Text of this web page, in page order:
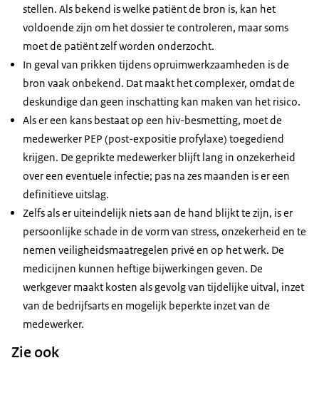
stellen. Als bekend is welke patiënt de bron is, kan het
voldoende zijn om het dossier te controleren, maar soms
moet de patiënt zelf worden onderzocht.
In geval van prikken tijdens opruimwerkzaamheden is de
bron vaak onbekend. Dat maakt het complexer, omdat de
deskundige dan geen inschatting kan maken van het risico.
Als er een kans bestaat op een hiv-besmetting, moet de
medewerker PEP (post-expositie profylaxe) toegediend
krijgen. De geprikte medewerker blijft lang in onzekerheid
over een eventuele infectie; pas na zes maanden is er een
definitieve uitslag.
Zelfs als er uiteindelijk niets aan de hand blijkt te zijn, is er
persoonlijke schade in de vorm van stress, onzekerheid en te
nemen veiligheidsmaatregelen privé en op het werk. De
medicijnen kunnen heftige bijwerkingen geven. De
werkgever maakt kosten als gevolg van tijdelijke uitval, inzet
van de bedrijfsarts en mogelijk beperkte inzet van de
medewerker.
Zie ook